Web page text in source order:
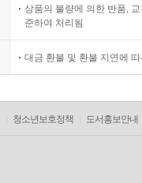
상품의 불량에 의한 반품,
준하여 처리됨
대금 환불 및 환불 지연에
청소년보호정책 도서홍보안내